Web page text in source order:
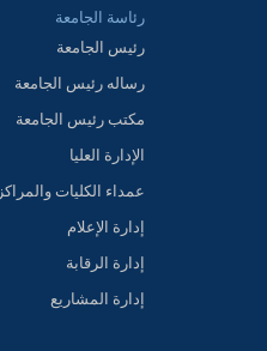
رئاسة الجامعة
رئيس الجامعة
رساله رئيس الجامعة
مكتب رئيس الجامعة
الإدارة العليا
عمداء الكليات والمراكز
إدارة الإعلام
إدارة الرقابة
إدارة المشاريع